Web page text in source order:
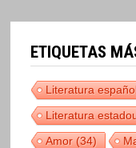
ETIQUETAS
Literatura
Literatura
Amor(34)